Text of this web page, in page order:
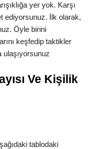
yer yok. Karşı
ediyorsunuz. İlk olarak,
Öyle birini
keşfedip taktikler
ulaşıyorsunuz
Ve Kişilik
tablodaki